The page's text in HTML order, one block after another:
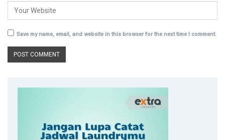
Save my name, email, and website in this browser for the next time I comment.